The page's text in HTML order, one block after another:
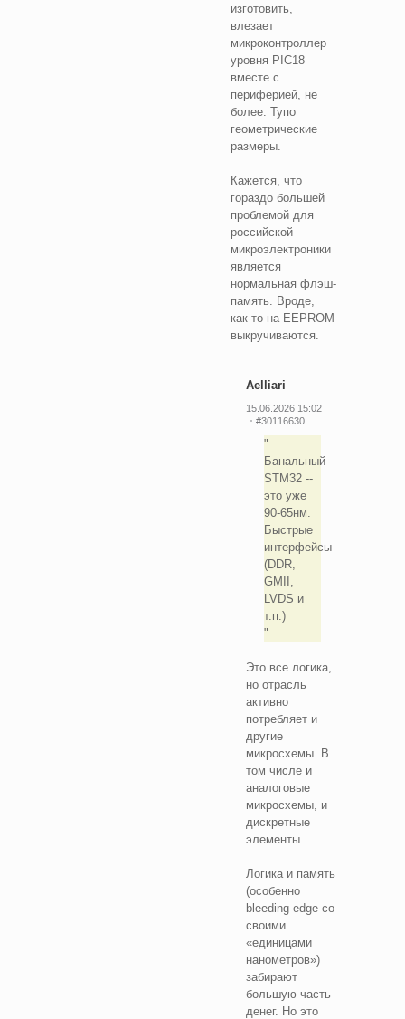
изготовить,
влезает
микроконтроллер
уровня PIC18
вместе с
периферией, не
более. Тупо
геометрические
размеры.
Кажется, что
гораздо большей
проблемой для
российской
микроэлектроники
является
нормальная флэш-
память. Вроде,
как-то на EEPROM
выкручиваются.
Aelliari
15.06.2026 15:02
#30116630
Банальный
STM32 --
это уже
90-65нм.
Быстрые
интерфейсы
(DDR,
GMII,
LVDS и
т.п.)
Это все логика,
но отрасль
активно
потребляет и
другие
микросхемы. В
том числе и
аналоговые
микросхемы, и
дискретные
элементы
Логика и память
(особенно
bleeding edge со
своими
«единицами
нанометров»)
забирают
большую часть
денег. Но это